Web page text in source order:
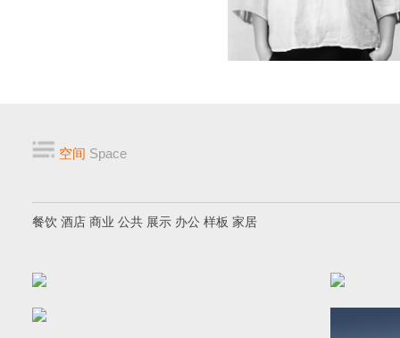
空间 Space
餐饮 酒店 商业 公共 展示 办公 样板 家居